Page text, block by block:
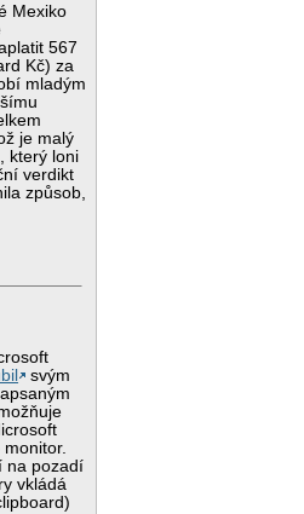
Mexiko
567
Kč) za
mladým
je malý
který loni
verdikt
způsob,
svým
na pozadí
vkládá